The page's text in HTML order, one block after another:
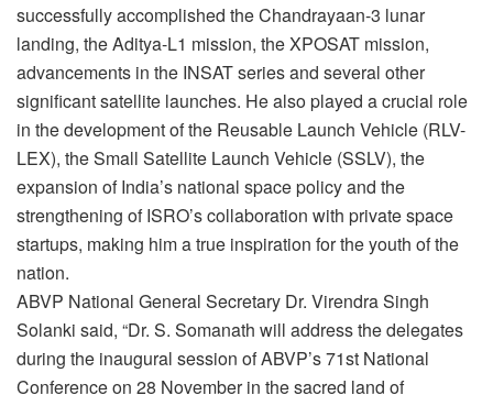
successfully accomplished the Chandrayaan-3 lunar
landing, the Aditya-L1 mission, the XPOSAT mission,
advancements in the INSAT series and several other
significant satellite launches. He also played a crucial role
in the development of the Reusable Launch Vehicle (RLV-
LEX), the Small Satellite Launch Vehicle (SSLV), the
expansion of India’s national space policy and the
strengthening of ISRO’s collaboration with private space
startups, making him a true inspiration for the youth of the
nation.
ABVP National General Secretary Dr. Virendra Singh
Solanki said, “Dr. S. Somanath will address the delegates
during the inaugural session of ABVP’s 71st National
Conference on 28 November in the sacred land of